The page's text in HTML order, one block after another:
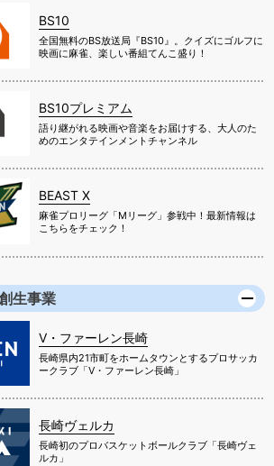
BS10
全国無料のBS放送局『BS10』。クイズにゴルフに
映画に麻雀、楽しい番組てんこ盛り！
BS10プレミアム
語り継がれる映画や音楽をお届けする、大人のた
めのエンタテインメントチャンネル
BEAST X
麻雀プロリーグ「Mリーグ」参戦中！最新情報は
こちらをチェック！
生事業
V・ファーレン長崎
長崎県内21市町をホームタウンとするプロサッカ
ークラブ「V・ファーレン長崎」
長崎ヴェルカ
長崎初のプロバスケットボールクラブ「長崎ヴェ
ルカ」